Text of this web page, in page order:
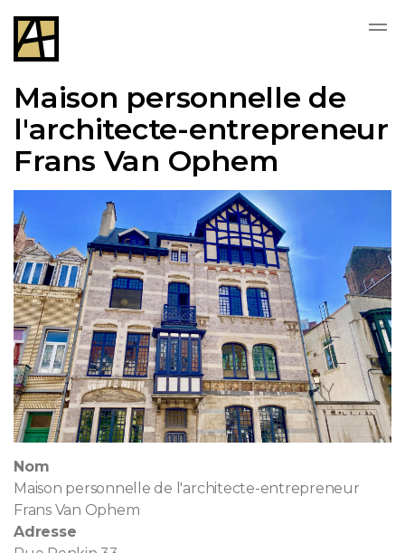
Maison personnelle de
l'architecte-entrepreneur
Frans Van Ophem
Nom
Maison personnelle de l'architecte-entrepreneur
Frans Van Ophem
Adresse